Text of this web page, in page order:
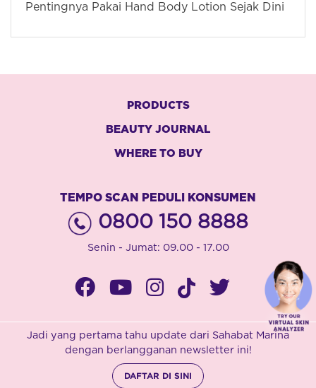
Pentingnya Pakai Hand Body Lotion Sejak Dini
PRODUCTS
BEAUTY JOURNAL
WHERE TO BUY
TEMPO SCAN PEDULI KONSUMEN
0800 150 8888
Senin - Jumat: 09.00 - 17.00
Jadi yang pertama tahu update dari Sahabat Marina
dengan berlangganan newsletter ini!
DAFTAR DI SINI